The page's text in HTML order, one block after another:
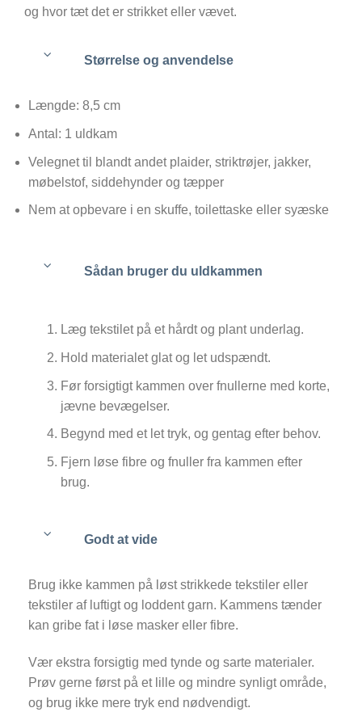
og hvor tæt det er strikket eller vævet.
Størrelse og anvendelse
Længde: 8,5 cm
Antal: 1 uldkam
Velegnet til blandt andet plaider, striktrøjer, jakker,
møbelstof, siddehynder og tæpper
Nem at opbevare i en skuffe, toilettaske eller syæske
Sådan bruger du uldkammen
Læg tekstilet på et hårdt og plant underlag.
Hold materialet glat og let udspændt.
Før forsigtigt kammen over fnullerne med korte,
jævne bevægelser.
Begynd med et let tryk, og gentag efter behov.
Fjern løse fibre og fnuller fra kammen efter
brug.
Godt at vide
Brug ikke kammen på løst strikkede tekstiler eller
tekstiler af luftigt og loddent garn. Kammens tænder
kan gribe fat i løse masker eller fibre.
Vær ekstra forsigtig med tynde og sarte materialer.
Prøv gerne først på et lille og mindre synligt område,
og brug ikke mere tryk end nødvendigt.